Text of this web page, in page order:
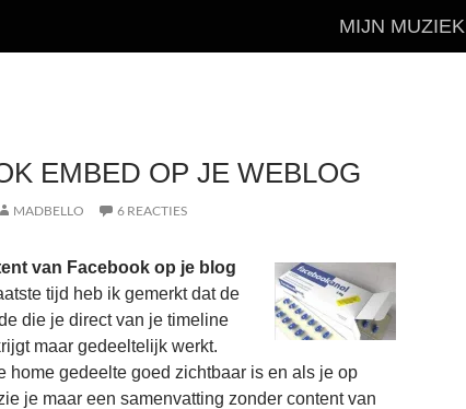
MIJN MUZIEK
EMBED OP JE WEBLOG
MADBELLO 6 REACTIES
van Facebook op je blog
tijd heb ik gemerkt dat de
die je direct van je timeline
maar gedeeltelijk werkt.
home gedeelte goed zichtbaar is en als je op
je maar een samenvatting zonder content van